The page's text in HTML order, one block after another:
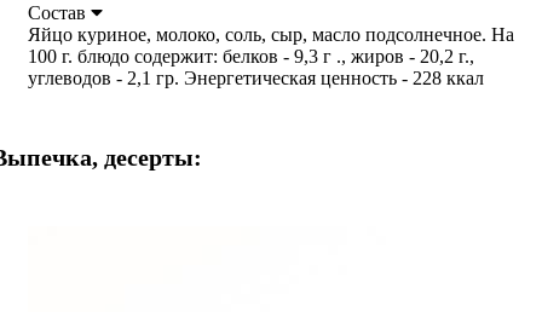
Состав
Яйцо куриное, молоко, соль, сыр, масло подсолнечное. На
100 г. блюдо содержит: белков - 9,3 г ., жиров - 20,2 г.,
углеводов - 2,1 гр. Энергетическая ценность - 228 ккал
десерты: